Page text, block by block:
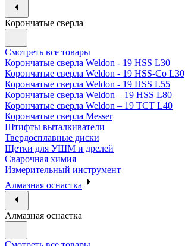
Корончатые сверла
Смотреть все товары
Корончатые сверла Weldon - 19 HSS L30
Корончатые сверла Weldon - 19 HSS-Co L30
Корончатые сверла Weldon - 19 HSS L55
Корончатые сверла Weldon – 19 HSS L80
Корончатые сверла Weldon – 19 TCT L40
Корончатые сверла Messer
Штифты выталкиватели
Твердосплавные диски
Щетки для УШМ и дрелей
Сварочная химия
Измерительный инструмент
Алмазная оснастка
Алмазная оснастка